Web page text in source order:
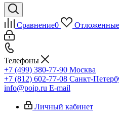
Сравнение0 Отложенные
Телефоны
+7 (499) 380-77-90 Москва
+7 (812) 602-77-08 Санкт-
info@poip.ru E-mail
Личный кабинет